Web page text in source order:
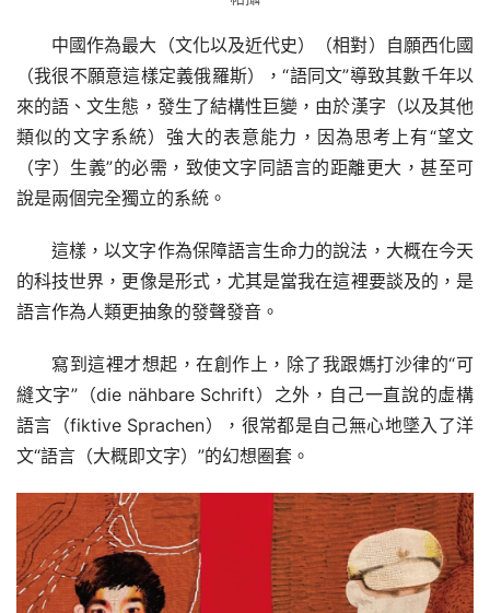
中國作為最大（文化以及近代史）（相對）自願西化國
（我很不願意這樣定義俄羅斯），“語同文”導致其數千年以
來的語、文生態，發生了結構性巨變，由於漢字（以及其他
類似的文字系統）強大的表意能力，因為思考上有“望文
（字）生義”的必需，致使文字同語言的距離更大，甚至可
說是兩個完全獨立的系統。
這樣，以文字作為保障語言生命力的說法，大概在今天
的科技世界，更像是形式，尤其是當我在這裡要談及的，是
語言作為人類更抽象的發聲發音。
寫到這裡才想起，在創作上，除了我跟媽打沙律的“可
縫文字”（die nähbare Schrift）之外，自己一直說的虛構
語言（fiktive Sprachen），很常都是自己無心地墜入了洋
文“語言（大概即文字）”的幻想圈套。